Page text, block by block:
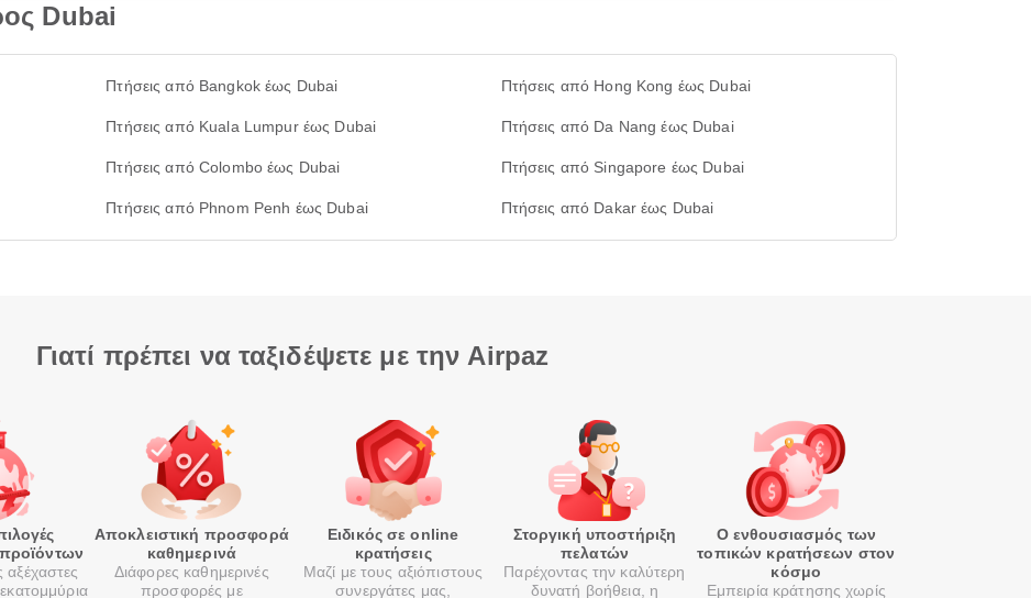
Dubai
Πτήσεις από Bangkok έως Dubai Πτήσεις από Hong Kong έως Dubai
Πτήσεις από Kuala Lumpur έως Dubai Πτήσεις από Da Nang έως Dubai
Πτήσεις από Colombo έως Dubai Πτήσεις από Singapore έως Dubai
Πτήσεις από Phnom Penh έως Dubai Πτήσεις από Dakar έως Dubai
Γιατί πρέπει να ταξιδέψετε με την Airpaz
προϊόντων
αξέχαστες
Αποκλειστική προσφορά
καθημερινά
Διάφορες καθημερινές
προσφορές με
Ειδικός σε online
κρατήσεις
Μαζί με τους αξιόπιστους
συνεργάτες μας,
Στοργική υποστήριξη
πελατών
Παρέχοντας την καλύτερη
δυνατή βοήθεια, η
Ο ενθουσιασμός των
τοπικών κρατήσεων στον
κόσμο
Εμπειρία κράτησης χωρίς